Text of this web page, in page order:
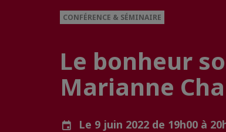
CONFÉRENCE & SÉMINAIRE
Le bonheur
Marianne
Le 9 juin 2022 de 19h00 à